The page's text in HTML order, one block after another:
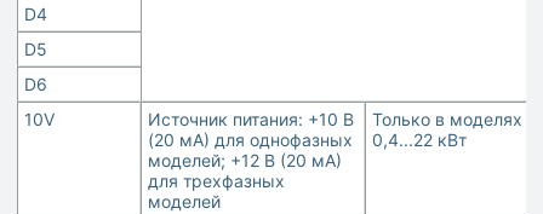
D4
D5
D6
10V
Источник питания: +10 В
(20 мА) для однофазных
моделей; +12 В (20 мА)
для трехфазных
моделей
Только в моделях
0,4...22 кВт